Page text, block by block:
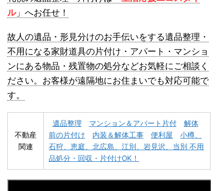
名寄市不用品回収 士別市不用品回収
深川市不用品回収 夕張市不用品回収
ル」へお任せ！
故人の遺品・形見分けのお手伝いをする遺品整理・
不用になる家財道具の片付け・アパート・マンショ
ンにある物品・残置物の処分などお気軽にご相談く
ださい。お客様が遠隔地にお住まいでも対応可能で
す。
不動産
関連
遺品整理 マンション＆アパート片付
解体
前の片付け
内装＆解体工事 便利屋
小樽、
石狩、恵庭、北広島、江別、岩見沢、当別 不用
品処分・回収・片付けOK！